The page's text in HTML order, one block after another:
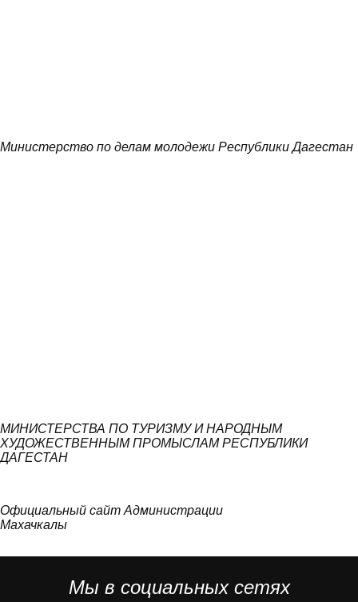
Министерство по делам молодежи Республики Дагестан
МИНИСТЕРСТВА ПО ТУРИЗМУ И НАРОДНЫМ
ХУДОЖЕСТВЕННЫМ ПРОМЫСЛАМ РЕСПУБЛИКИ
ДАГЕСТАН
Официальный сайт Администрации
Махачкалы
Мы в социальных сетях